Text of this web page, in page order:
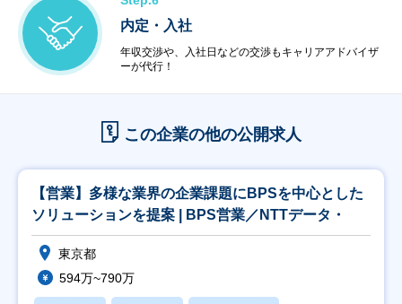
内定・入社
年収交渉や、入社日などの交渉もキャリアアドバイザ
ーが代行！
この企業の他の公開求人
【営業】多様な業界の企業課題にBPSを中心とした
ソリューションを提案 | BPS営業／NTTデータ・
東京都
594万~790万